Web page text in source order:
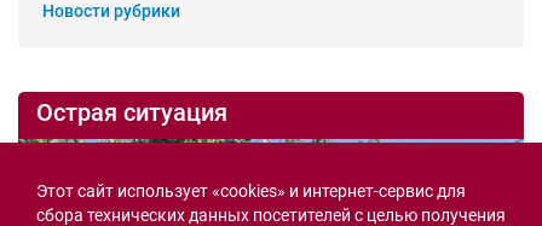
Новости рубрики
Острая ситуация
Этот сайт использует «cookies» и интернет-сервис для
сбора технических данных посетителей с целью получения